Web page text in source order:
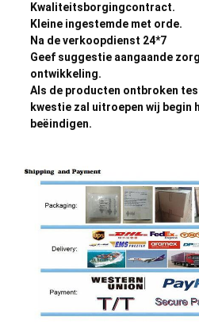
Kwaliteitsborgingcontract.
Kleine ingestemde met orde.
Na de verkoopdienst 24*7
Geef suggestie aangaande
ontwikkeling.
Als de producten ontbroken
kwestie zal uitroepen wij begin
beëindigen.